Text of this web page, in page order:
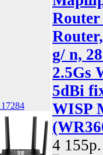
g/ n,
2.5Gs
5dBi
WISP
4 155p.